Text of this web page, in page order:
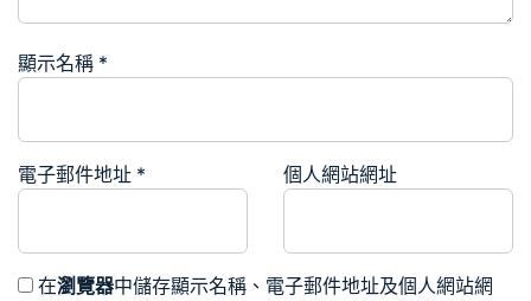
顯示名稱 *
電子郵件地址 * 個人網站網址
在瀏覽器中儲存顯示名稱、電子郵件地址及個人網站網